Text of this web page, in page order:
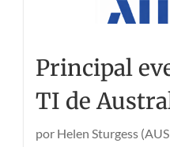
Principal
TI de
por Helen Sturgess